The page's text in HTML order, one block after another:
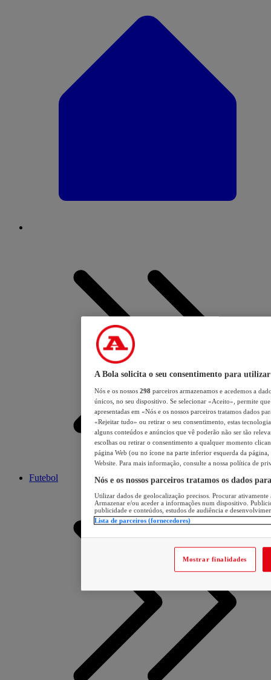
Futebol
A Bola solicita o seu consentimento para utilizar
Nós e os nossos 298 parceiros armazenamos e acedemos a
únicos, no seu dispositivo. Se selecionar «Aceito», permite
apresentadas em «Nós e os nossos parceiros tratamos dados
«Rejeitar tudo» ou retirar o seu consentimento, estas
alguns conteúdos e anúncios que vê poderão não ser tão
escolhas ou retirar o consentimento a qualquer momento
página Web (ou no ícone na parte inferior esquerda da página,
Website. Para mais informação, consulte a nossa política de
Nós e os nossos parceiros tratamos os dados
Utilizar dados de geolocalização precisos. Procurar
Armazenar e/ou aceder a informações num dispositivo.
publicidade e conteúdos, estudos de audiência e
Lista de parceiros (fornecedores)
Mostrar finalidades